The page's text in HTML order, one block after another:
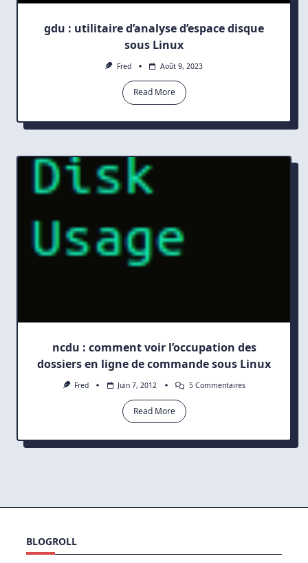
gdu : utilitaire d’analyse d’espace disque
sous Linux
Fred Août 9, 2023
Read More
ncdu : comment voir l’occupation des
dossiers en ligne de commande sous Linux
Fred Juin 7, 2012 5 CommentairesSur
Des
Sous
Read More
BLOGROLL